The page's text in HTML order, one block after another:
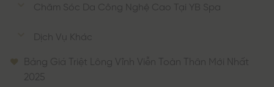
Chăm Sóc Da Công Nghệ Cao Tại YB Spa
Dịch Vụ Khác
Bảng Giá Triệt Lông Vĩnh Viễn Toàn Thân Mới Nhất
2025